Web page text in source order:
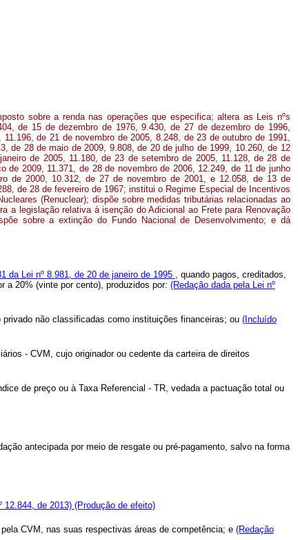
sobre a renda nas operações que especifica; altera as Leis nºs
de 15 de dezembro de 1976, 9.430, de 27 de dezembro de 1996,
de 21 de novembro de 2005, 8.248, de 23 de outubro de 1991,
de 28 de maio de 2009, 9.808, de 20 de julho de 1999, 10.260, de 12
de 2005, 11.180, de 23 de setembro de 2005, 11.128, de 28 de
de 2009, 11.371, de 28 de novembro de 2006, 12.249, de 11 de junho
de 2000, 10.312, de 27 de novembro de 2001, e 12.058, de 13 de
de 28 de fevereiro de 1967; institui o Regime Especial de Incentivos
(Renuclear); dispõe sobre medidas tributárias relacionadas ao
a legislação relativa à isenção do Adicional ao Frete para Renovação
sobre a extinção do Fundo Nacional de Desenvolvimento; e dá
da Lei nº 8.981, de 20 de janeiro de 1995
, quando pagos, creditados,
a 20% (vinte por cento), produzidos por: (Redação dada pela Lei nº
não classificadas como instituições financeiras; ou (Incluído
- CVM, cujo originador ou cedente da carteira de direitos
de preço ou à Taxa Referencial - TR, vedada a pactuação total ou
antecipada por meio de resgate ou pré-pagamento, salvo na forma
12.844, de 2013) (Produção de efeito)
CVM, nas suas respectivas áreas de competência; e (Redação